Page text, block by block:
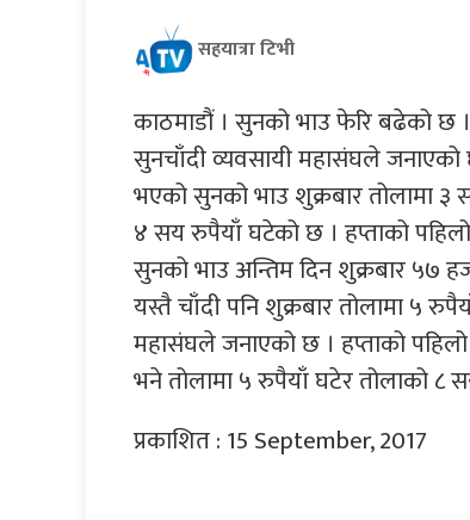
सहयात्रा टिभी
काठमाडौं । सुनको भाउ फेरि बढेको
सुनचाँदी व्यवसायी महासंघले जनाएको
भएको सुनको भाउ शुक्रबार तोलामा ३
४ सय रुपैयाँ घटेको छ । हप्ताको
सुनको भाउ अन्तिम दिन शुक्रबार ५७
यस्तै चाँदी पनि शुक्रबार तोलामा ५
महासंघले जनाएको छ । हप्ताको
भने तोलामा ५ रुपैयाँ घटेर तोलाको ८
प्रकाशित : 15 September, 2017